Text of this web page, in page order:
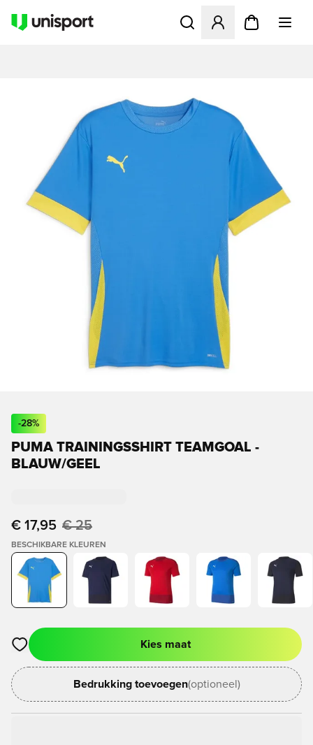
Opent een venster om in
-28%
PUMA TRAININGSSHIRT TEAMGOAL -
BLAUW/GEEL
€ 17,95 € 25
BESCHIKBARE KLEUREN
Opent een venster om in te loggen of je aan te melden als lid
Kies maat
Bedrukking toevoegen(optioneel)